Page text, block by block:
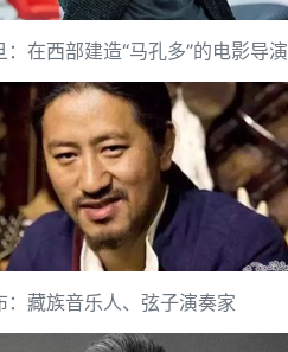
：在西部建造“马孔多”的电影导演
：藏族音乐人、弦子演奏家